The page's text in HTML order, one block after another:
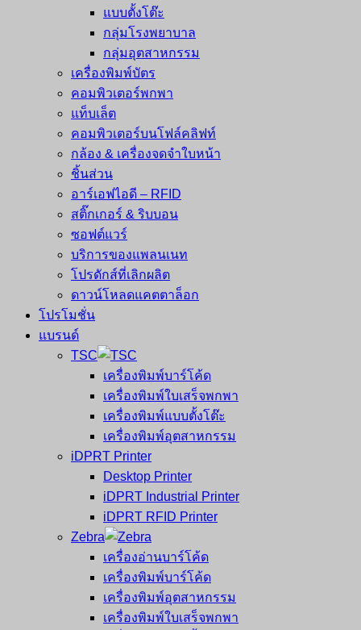
แบบตั้งโต๊ะ
กลุ่มโรงพยาบาล
กลุ่มอุตสาหกรรม
เครื่องพิมพ์บัตร
คอมพิวเตอร์พกพา
แท็บเล็ต
คอมพิวเตอร์บนโฟล์คลิฟท์
กล้อง & เครื่องจดจำใบหน้า
ชิ้นส่วน
อาร์เอฟไอดี – RFID
สติ๊กเกอร์ & ริบบอน
ซอฟต์แวร์
บริการของแพลนเนท
โปรดักส์ที่เลิกผลิต
ดาวน์โหลดแคตตาล็อก
โปรโมชั่น
แบรนด์
TSC
เครื่องพิมพ์บาร์โค้ด
เครื่องพิมพ์ใบเสร็จพกพา
เครื่องพิมพ์แบบตั้งโต๊ะ
เครื่องพิมพ์อุตสาหกรรม
iDPRT Printer
Desktop Printer
iDPRT Industrial Printer
iDPRT RFID Printer
Zebra
เครื่องอ่านบาร์โค้ด
เครื่องพิมพ์บาร์โค้ด
เครื่องพิมพ์อุตสาหกรรม
เครื่องพิมพ์ใบเสร็จพกพา